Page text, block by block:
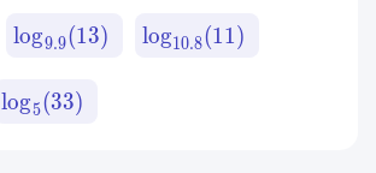
log9.9(13) log10.8(11)
log5(33)